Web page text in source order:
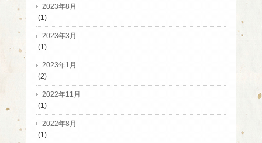
2023年8月
(1)
2023年3月
(1)
2023年1月
(2)
2022年11月
(1)
2022年8月
(1)